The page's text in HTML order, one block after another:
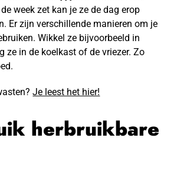
week zet kan je ze de dag erop
Er zijn verschillende manieren om je
Wikkel ze bijvoorbeeld in
ze in de koelkast of de vriezer. Zo
Je leest het hier!
herbruikbare